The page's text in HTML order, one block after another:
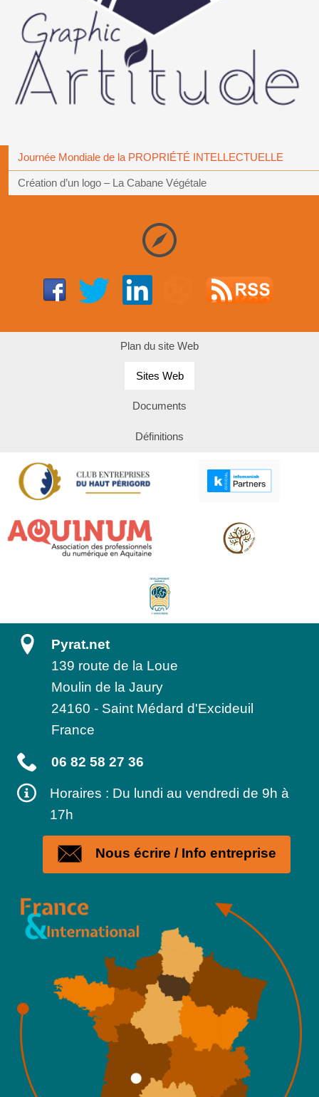
Journée Mondiale de la PROPRIÉTÉ INTELLECTUELLE
Création d’un logo – La Cabane Végétale
Plan du site Web
Sites Web
Documents
Définitions
Pyrat.net
139 route de la Loue
Moulin de la Jaury
24160 - Saint Médard d'Excideuil
France
06 82 58 27 36
Horaires : Du lundi au vendredi de 9h à
17h
Nous écrire / Info entreprise